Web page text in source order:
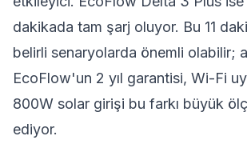
dakikada tam şarj oluyor. Bu 11
belirli senaryolarda önemli olabilir;
EcoFlow'un 2 yıl garantisi, Wi-Fi
800W solar girişi bu farkı büyük
ediyor.